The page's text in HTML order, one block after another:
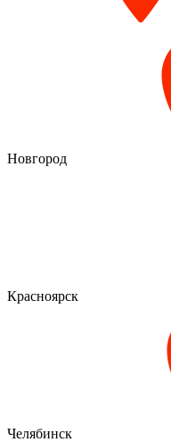
Новгород
Красноярск
Челябинск